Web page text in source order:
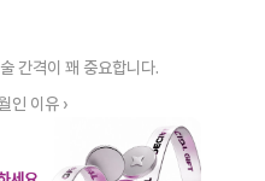
간격이 꽤 중요합니다.
인 이유 ›